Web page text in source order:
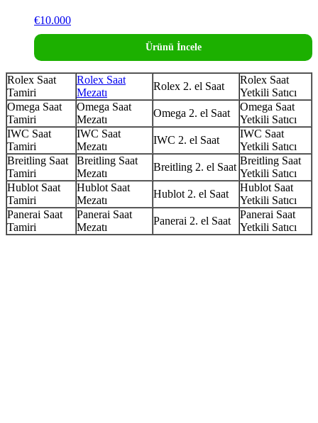
€10.000
Ürünü İncele
Rolex Saat
Tamiri
Rolex Saat
Mezatı
Rolex 2. el Saat
Rolex Saat
Yetkili Satıcı
Omega Saat
Tamiri
Omega Saat
Mezatı
Omega 2. el Saat
Omega Saat
Yetkili Satıcı
IWC Saat
Tamiri
IWC Saat
Mezatı
IWC 2. el Saat
IWC Saat
Yetkili Satıcı
Breitling Saat
Tamiri
Breitling Saat
Mezatı
Breitling 2. el Saat
Breitling Saat
Yetkili Satıcı
Hublot Saat
Tamiri
Hublot Saat
Mezatı
Hublot 2. el Saat
Hublot Saat
Yetkili Satıcı
Panerai Saat
Tamiri
Panerai Saat
Mezatı
Panerai 2. el Saat
Panerai Saat
Yetkili Satıcı